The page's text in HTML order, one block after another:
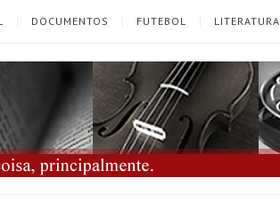
DOCUMENTOS FUTEBOL LITERATURA